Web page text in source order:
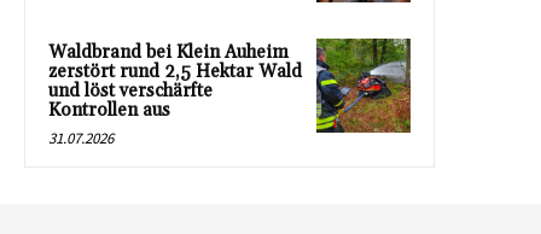
Waldbrand bei Klein Auheim
zerstört rund 2,5 Hektar Wald
und löst verschärfte
Kontrollen aus
31.07.2026